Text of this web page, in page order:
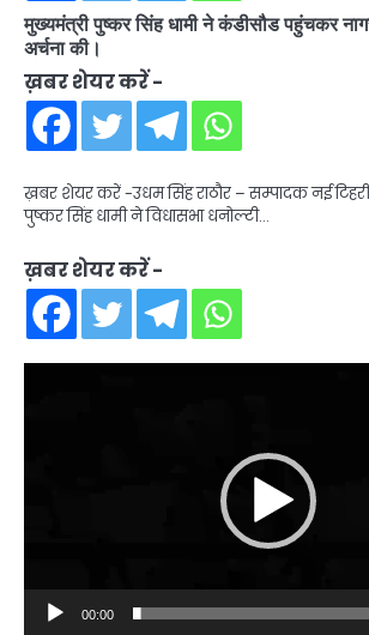
मुख्यमंत्री पुष्कर सिंह धामी ने कंडीसौड पहुंचकर
अर्चना की।
ख़बर शेयर करें -
ख़बर शेयर करें -उधम सिंह राठौर – सम्पादक नई
पुष्कर सिंह धामी ने विधासभा धनोल्टी…
ख़बर शेयर करें -
00:00